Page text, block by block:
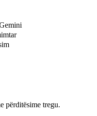
përditësime tregu.